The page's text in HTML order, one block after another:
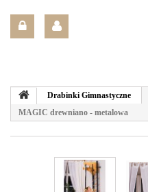
Drabinki Gimnastyczne
MAGIC drewniano - metalowa